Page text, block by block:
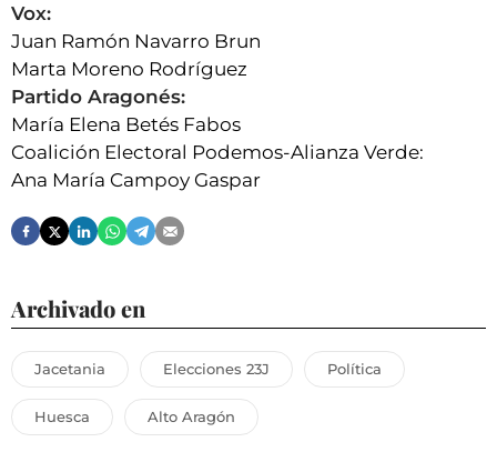
Vox:
Juan Ramón Navarro Brun
Marta Moreno Rodríguez
Partido Aragonés:
María Elena Betés Fabos
Coalición Electoral Podemos-Alianza Verde:
Ana María Campoy Gaspar
Archivado en
Jacetania Elecciones 23J Política
Huesca Alto Aragón